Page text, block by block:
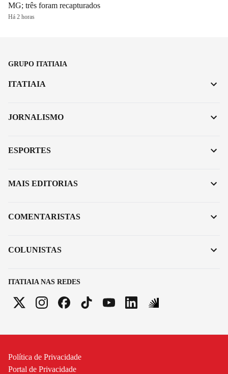
MG; três foram recapturados
Há 2 horas
GRUPO ITATIAIA
ITATIAIA NAS REDES
ITATIAIA
JORNALISMO
ESPORTES
MAIS EDITORIAS
COMENTARISTAS
COLUNISTAS
Política de Privacidade
Portal de Privacidade